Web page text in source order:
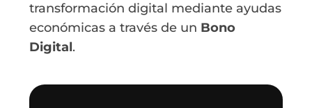
transformación digital mediante ayudas
económicas a través de un Bono
Digital.